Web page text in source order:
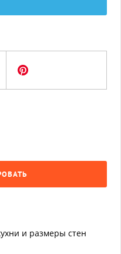
и размеры стен